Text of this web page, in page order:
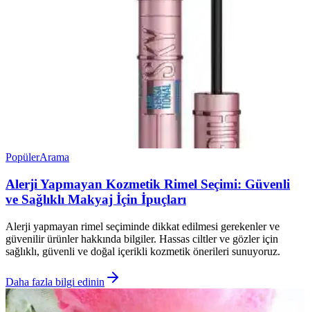
PopülerArama
Alerji Yapmayan Kozmetik Rimel Seçimi: Güvenli
ve Sağlıklı Makyaj İçin İpuçları
Alerji yapmayan rimel seçiminde dikkat edilmesi gerekenler ve
güvenilir ürünler hakkında bilgiler. Hassas ciltler ve gözler için
sağlıklı, güvenli ve doğal içerikli kozmetik önerileri sunuyoruz.
Daha fazla bilgi edinin